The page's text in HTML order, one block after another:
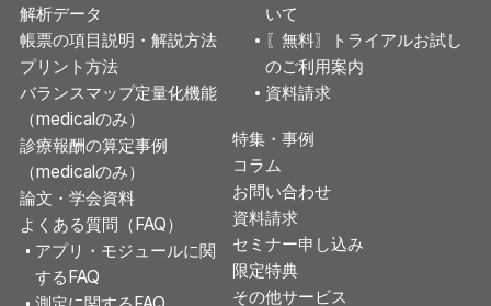
解析データ
帳票の項目説明・解説方法
プリント方法
バランスマップ定量化機能
（medicalのみ）
診療報酬の算定事例
（medicalのみ）
論文・学会資料
よくある質問（FAQ）
アプリ・モジュールに関
するFAQ
いて
〖無料〗トライアルお試し
のご利用案内
資料請求
特集・事例
コラム
お問い合わせ
資料請求
セミナー申し込み
限定特典
その他サービス